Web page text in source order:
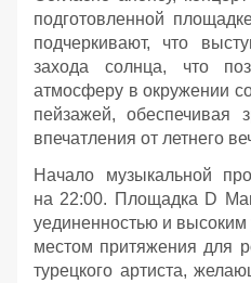
подготовленной
подчеркивают, что
захода солнца, что
атмосферу в окружении
пейзажей, обеспечивая
впечатления от летнего
Начало музыкальной
на 22:00. Площадка D
уединенностью и высоким
местом притяжения для
турецкого артиста,